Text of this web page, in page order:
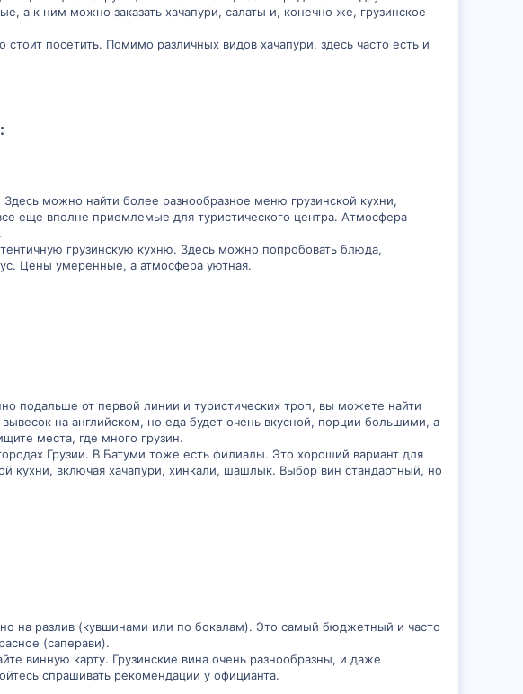
а к ним можно заказать хачапури, салаты и, конечно же, грузинское
посетить. Помимо различных видов хачапури, здесь часто есть и
можно найти более разнообразное меню грузинской кухни,
еще вполне приемлемые для туристического центра. Атмосфера
грузинскую кухню. Здесь можно попробовать блюда,
Цены умеренные, а атмосфера уютная.
подальше от первой линии и туристических троп, вы можете найти
на английском, но еда будет очень вкусной, порции большими, а
места, где много грузин.
Грузии. В Батуми тоже есть филиалы. Это хороший вариант для
включая хачапури, хинкали, шашлык. Выбор вин стандартный, но
на разлив (кувшинами или по бокалам). Это самый бюджетный и часто
(саперави).
винную карту. Грузинские вина очень разнообразны, и даже
спрашивать рекомендации у официанта.